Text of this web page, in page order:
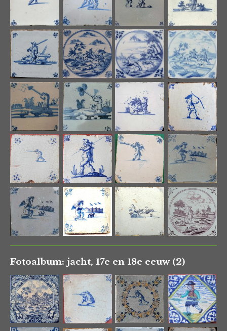
Fotoalbum: jacht, 17e en 18e eeuw (2)